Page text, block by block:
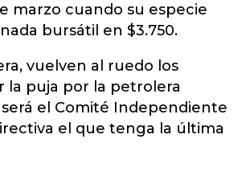
marzo cuando su especie
bursátil en $3.750.
vuelven al ruedo los
la puja por la petrolera
el Comité Independiente
el que tenga la última